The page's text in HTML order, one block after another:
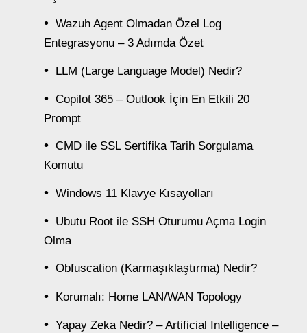
Wazuh Agent Olmadan Özel Log
Entegrasyonu – 3 Adımda Özet
LLM (Large Language Model) Nedir?
Copilot 365 – Outlook İçin En Etkili 20
Prompt
CMD ile SSL Sertifika Tarih Sorgulama
Komutu
Windows 11 Klavye Kısayolları
Ubutu Root ile SSH Oturumu Açma Login
Olma
Obfuscation (Karmaşıklaştırma) Nedir?
Korumalı: Home LAN/WAN Topology
Yapay Zeka Nedir? – Artificial Intelligence –